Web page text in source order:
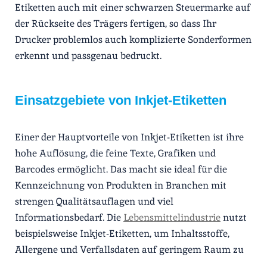
Etiketten auch mit einer schwarzen Steuermarke auf
der Rückseite des Trägers fertigen, so dass Ihr
Drucker problemlos auch komplizierte Sonderformen
erkennt und passgenau bedruckt.
Einsatzgebiete von Inkjet-Etiketten
Einer der Hauptvorteile von Inkjet-Etiketten ist ihre
hohe Auflösung, die feine Texte, Grafiken und
Barcodes ermöglicht. Das macht sie ideal für die
Kennzeichnung von Produkten in Branchen mit
strengen Qualitätsauflagen und viel
Informationsbedarf. Die Lebensmittelindustrienutzt
beispielsweise Inkjet-Etiketten, um Inhaltsstoffe,
Allergene und Verfallsdaten auf geringem Raum zu